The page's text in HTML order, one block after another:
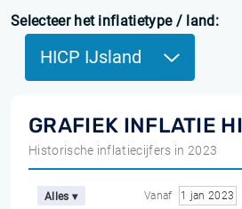
Selecteer het inflatietype / land:
HICP IJsland
GRAFIEK INFLATIE
Historische inflatiecijfers in 2023
Alles ▾ Vanaf 1 jan 2023